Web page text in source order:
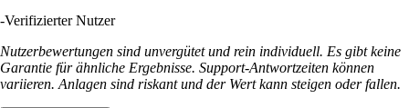
-Verifizierter Nutzer
Nutzerbewertungen sind unvergütet und rein individuell. Es gibt keine
Garantie für ähnliche Ergebnisse. Support-Antwortzeiten können
variieren. Anlagen sind riskant und der Wert kann steigen oder fallen.